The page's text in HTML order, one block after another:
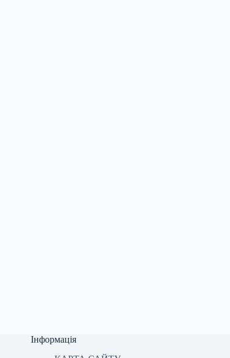
Інформація